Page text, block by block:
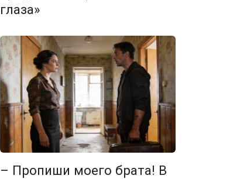
глаза»
– Пропиши моего брата! В